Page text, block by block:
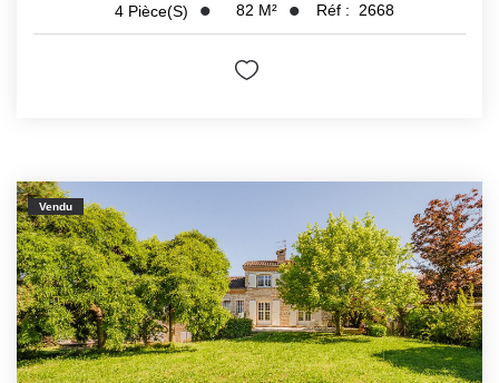
4 Pièce(s) 82 M² Réf : 2668
Vendu